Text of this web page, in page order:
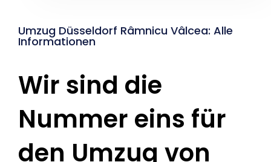
Umzug Düsseldorf Râmnicu Vâlcea: Alle
Informationen
Wir sind die
Nummer eins für
den Umzug von